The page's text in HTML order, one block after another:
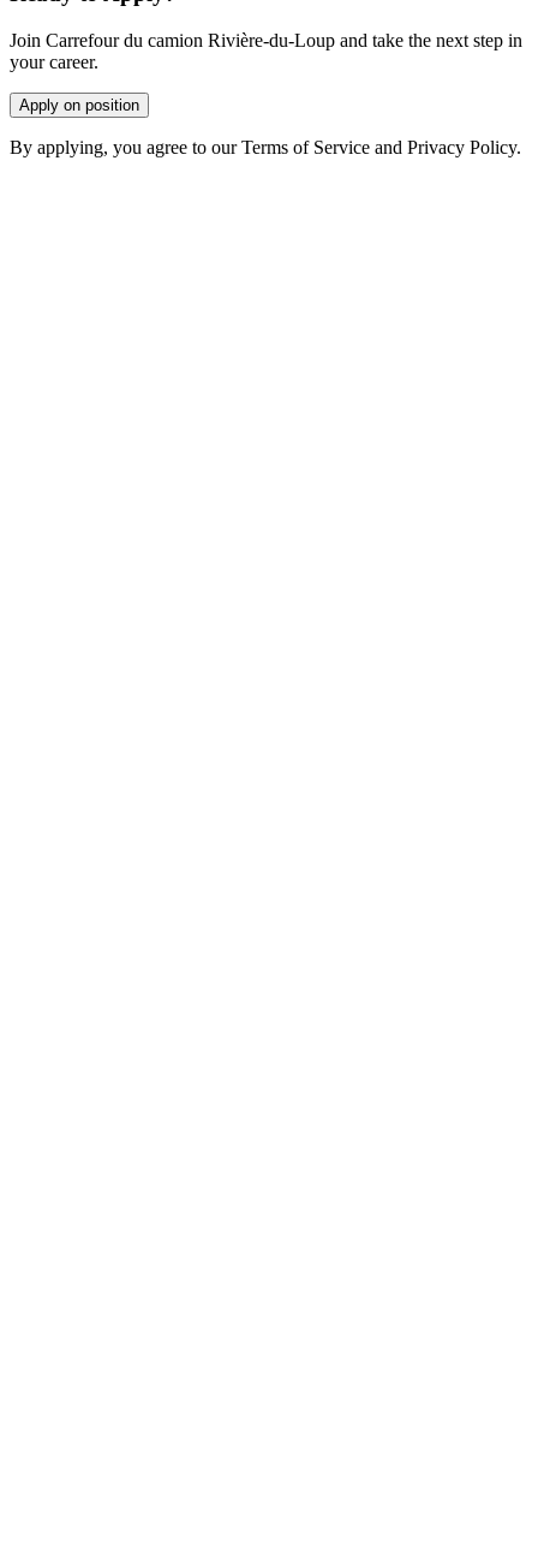
Join Carrefour du camion Rivière-du-Loup and take the next step in
your career.
Apply on position
By applying, you agree to our Terms of Service and Privacy Policy.